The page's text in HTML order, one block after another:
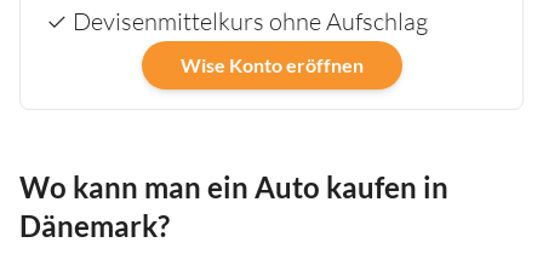
✓ Devisenmittelkurs ohne Aufschlag
Wise Konto eröffnen
Wo kann man ein Auto kaufen in
Dänemark?